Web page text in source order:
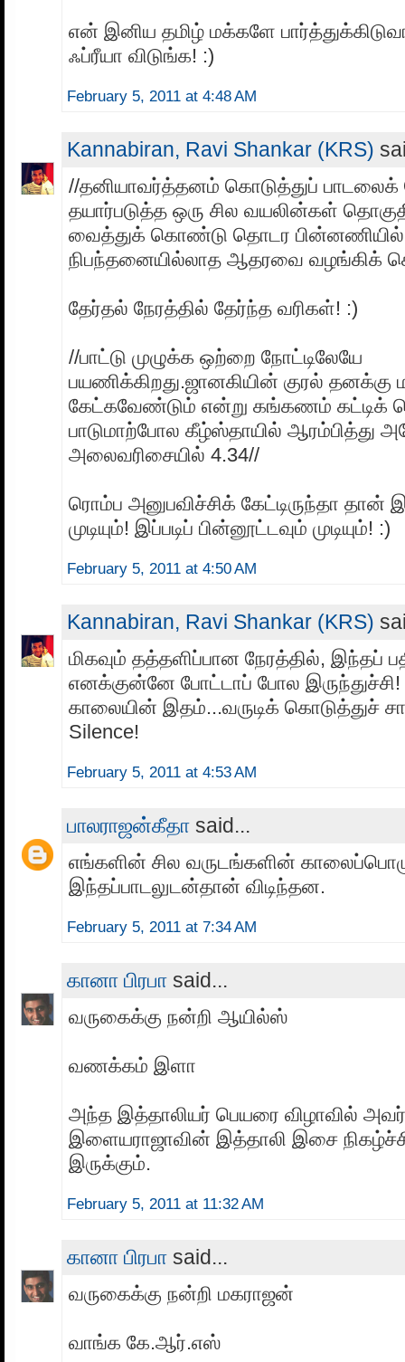
என் இனிய தமிழ் மக்களே
ஃப்ரீயா விடுங்க! :)
February 5, 2011 at 4:48 AM
Kannabiran, Ravi Shankar (KRS)
//தனியாவர்த்தனம் கொடுத்துப் பாடலைக்
தயார்படுத்த ஒரு சில வயலின்கள்
வைத்துக் கொண்டு தொடர
நிபந்தனையில்லாத ஆதரவை வழங்கிக்
தேர்தல் நேரத்தில் தேர்ந்த வரிகள்! :)
//பாட்டு முழுக்க ஒற்றை நோட்டிலேயே
பயணிக்கிறது.ஜானகியின் குரல் தனக்கு
கேட்கவேண்டும் என்று கங்கணம் கட்டிக்
பாடுமாற்போல கீழ்ஸ்தாயில் ஆரம்பித்து
அலைவரிசையில் 4.34//
ரொம்ப அனுபவிச்சிக் கேட்டிருந்தா தான்
முடியும்! இப்படிப் பின்னூட்டவும் முடியும்! :)
February 5, 2011 at 4:50 AM
Kannabiran, Ravi Shankar (KRS)
மிகவும் தத்தளிப்பான நேரத்தில், இந்தப்
எனக்குன்னே போட்டாப் போல இருந்துச்சி!
காலையின் இதம்...வருடிக் கொடுத்துச்
Silence!
February 5, 2011 at 4:53 AM
பாலராஜன்கீதா said...
எங்களின் சில வருடங்களின்
இந்தப்பாடலுடன்தான் விடிந்தன.
February 5, 2011 at 7:34 AM
கானா பிரபா said...
வருகைக்கு நன்றி ஆயில்ஸ்
வணக்கம் இளா
அந்த இத்தாலியர் பெயரை விழாவில்
இளையராஜாவின் இத்தாலி இசை
இருக்கும்.
February 5, 2011 at 11:32 AM
கானா பிரபா said...
வருகைக்கு நன்றி மகராஜன்
வாங்க கே.ஆர்.எஸ்